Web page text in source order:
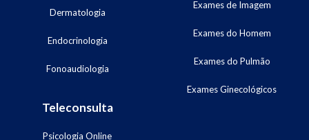
Dermatologia
Endocrinologia
Fonoaudiologia
Teleconsulta
Psicologia Online
Exames de Imagem
Exames do Homem
Exames do Pulmão
Exames Ginecológicos